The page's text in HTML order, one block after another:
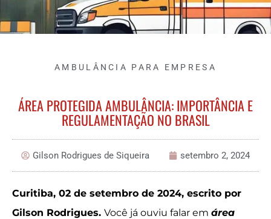
AMBULÂNCIA PARA EMPRESA
ÁREA PROTEGIDA AMBULÂNCIA: IMPORTÂNCIA E
REGULAMENTAÇÃO NO BRASIL
Gilson Rodrigues de Siqueira setembro 2, 2024
Curitiba, 02 de setembro de 2024, escrito por
Gilson Rodrigues. Você já ouviu falar em área